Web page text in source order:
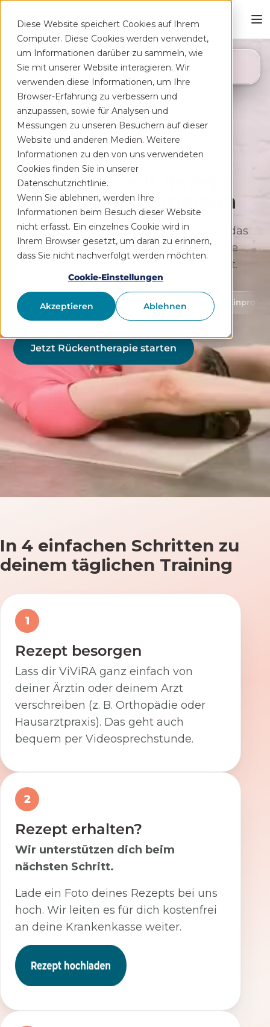
Diese Website speichert Cookies auf Ihrem
Computer. Diese Cookies werden verwendet,
um Informationen darüber zu sammeln, wie
Sie mit unserer Website interagieren. Wir
verwenden diese Informationen, um Ihre
Browser-Erfahrung zu verbessern und
anzupassen, sowie für Analysen und
Messungen zu unseren Besuchern auf dieser
Website und anderen Medien. Weitere
Informationen zu den von uns verwendeten
Cookies finden Sie in unserer
Datenschutzrichtlinie.
Wenn Sie ablehnen, werden Ihre
Informationen beim Besuch dieser Website
nicht erfasst. Ein einzelnes Cookie wird in
Ihrem Browser gesetzt, um daran zu erinnern,
dass Sie nicht nachverfolgt werden möchten.
Cookie-Einstellungen
Akzeptieren Ablehnen
Deine App auf Rezept
bei Rücken­schmerzen
Therapeutisches Training für zu Hause, das
sich flexibel deinem Alltag anpasst. Ohne
lange Wartezeiten, kostenfrei auf Rezept.
Schutz von Gesundheitsdaten Medizinprodukt Klasse
Jetzt Rückentherapie starten
In 4 einfachen Schritten zu
deinem täglichen Training
1
Rezept besorgen
Lass dir ViViRA ganz einfach von
deiner Ärztin oder deinem Arzt
verschreiben (z. B. Orthopädie oder
Hausarztpraxis). Das geht auch
bequem per Videosprechstunde.
2
Rezept erhalten?
Wir unterstützen dich beim
nächsten Schritt.
Lade ein Foto deines Rezepts bei uns
hoch. Wir leiten es für dich kostenfrei
an deine Krankenkasse weiter.